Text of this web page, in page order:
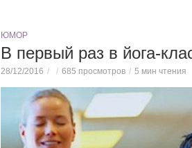
ЮМОР
В первый раз в йога-
28/12/2016 685 просмотров 5 мин чтения